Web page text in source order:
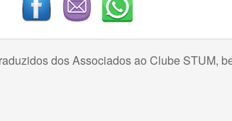
dos Associados ao Clube STUM,